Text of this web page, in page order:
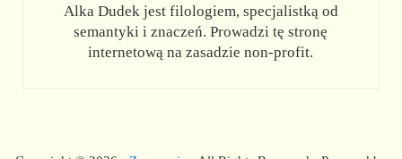
Alka Dudek jest filologiem, specjalistką od
semantyki i znaczeń. Prowadzi tę stronę
internetową na zasadzie non-profit.